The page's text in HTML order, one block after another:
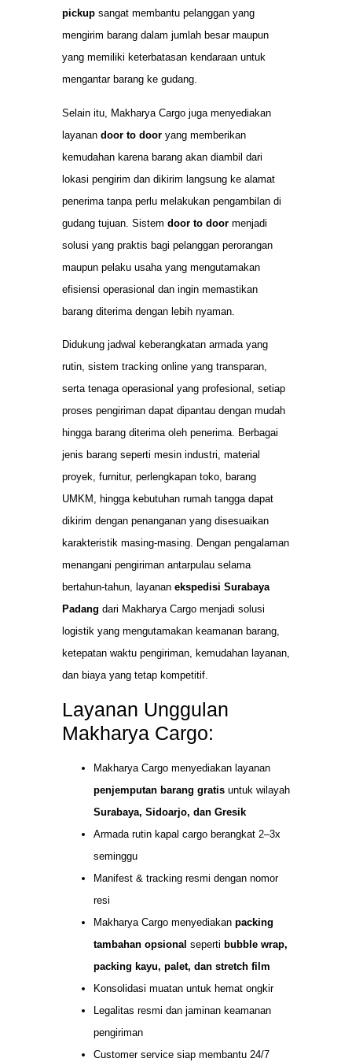
pickup sangat membantu pelanggan yang
mengirim barang dalam jumlah besar maupun
yang memiliki keterbatasan kendaraan untuk
mengantar barang ke gudang.
Selain itu, Makharya Cargo juga menyediakan
layanan door to door yang memberikan
kemudahan karena barang akan diambil dari
lokasi pengirim dan dikirim langsung ke alamat
penerima tanpa perlu melakukan pengambilan di
gudang tujuan. Sistem door to door menjadi
solusi yang praktis bagi pelanggan perorangan
maupun pelaku usaha yang mengutamakan
efisiensi operasional dan ingin memastikan
barang diterima dengan lebih nyaman.
Didukung jadwal keberangkatan armada yang
rutin, sistem tracking online yang transparan,
serta tenaga operasional yang profesional, setiap
proses pengiriman dapat dipantau dengan mudah
hingga barang diterima oleh penerima. Berbagai
jenis barang seperti mesin industri, material
proyek, furnitur, perlengkapan toko, barang
UMKM, hingga kebutuhan rumah tangga dapat
dikirim dengan penanganan yang disesuaikan
karakteristik masing-masing. Dengan pengalaman
menangani pengiriman antarpulau selama
bertahun-tahun, layanan ekspedisi Surabaya
Padang dari Makharya Cargo menjadi solusi
logistik yang mengutamakan keamanan barang,
ketepatan waktu pengiriman, kemudahan layanan,
dan biaya yang tetap kompetitif.
Layanan Unggulan
Makharya Cargo:
Makharya Cargo menyediakan layanan
penjemputan barang gratis untuk wilayah
Surabaya, Sidoarjo, dan Gresik
Armada rutin kapal cargo berangkat 2–3x
seminggu
Manifest & tracking resmi dengan nomor
resi
Makharya Cargo menyediakan packing
tambahan opsional seperti bubble wrap,
packing kayu, palet, dan stretch film
Konsolidasi muatan untuk hemat ongkir
Legalitas resmi dan jaminan keamanan
pengiriman
Customer service siap membantu 24/7